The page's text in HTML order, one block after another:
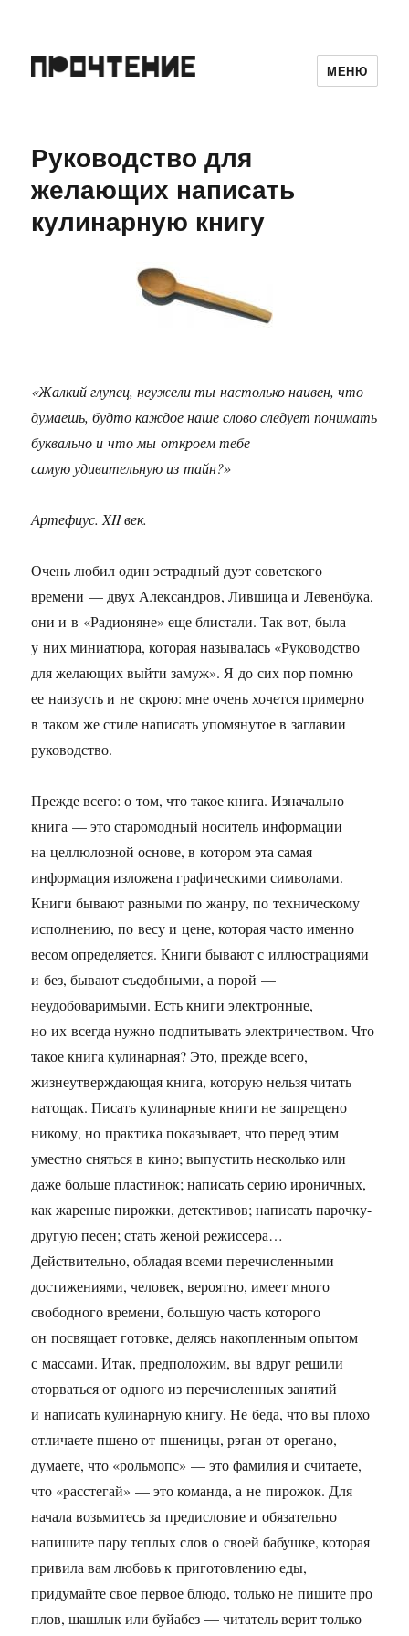
МЕНЮ
Руководство для
желающих написать
кулинарную книгу
«Жалкий глупец, неужели ты настолько наивен, что
думаешь, будто каждое наше слово следует понимать
буквально и что мы откроем тебе
самую удивительную из тайн?»
Артефиус. XII век.
Очень любил один эстрадный дуэт советского
времени — двух Александров, Лившица и Левенбука,
они и в «Радионяне» еще блистали. Так вот, была
у них миниатюра, которая называлась «Руководство
для желающих выйти замуж». Я до сих пор помню
ее наизусть и не скрою: мне очень хочется примерно
в таком же стиле написать упомянутое в заглавии
руководство.
Прежде всего: о том, что такое книга. Изначально
книга — это старомодный носитель информации
на целлюлозной основе, в котором эта самая
информация изложена графическими символами.
Книги бывают разными по жанру, по техническому
исполнению, по весу и цене, которая часто именно
весом определяется. Книги бывают с иллюстрациями
и без, бывают съедобными, а порой —
неудобоваримыми. Есть книги электронные,
но их всегда нужно подпитывать электричеством. Что
такое книга кулинарная? Это, прежде всего,
жизнеутверждающая книга, которую нельзя читать
натощак. Писать кулинарные книги не запрещено
никому, но практика показывает, что перед этим
уместно сняться в кино; выпустить несколько или
даже больше пластинок; написать серию ироничных,
как жареные пирожки, детективов; написать парочку-
другую песен; стать женой режиссера…
Действительно, обладая всеми перечисленными
достижениями, человек, вероятно, имеет много
свободного времени, большую часть которого
он посвящает готовке, делясь накопленным опытом
с массами. Итак, предположим, вы вдруг решили
оторваться от одного из перечисленных занятий
и написать кулинарную книгу. Не беда, что вы плохо
отличаете пшено от пшеницы, рэган от орегано,
думаете, что «рольмопс» — это фамилия и считаете,
что «расстегай» — это команда, а не пирожок. Для
начала возьмитесь за предисловие и обязательно
напишите пару теплых слов о своей бабушке, которая
привила вам любовь к приготовлению еды,
придумайте свое первое блюдо, только не пишите про
плов, шашлык или буйабез — читатель верит только